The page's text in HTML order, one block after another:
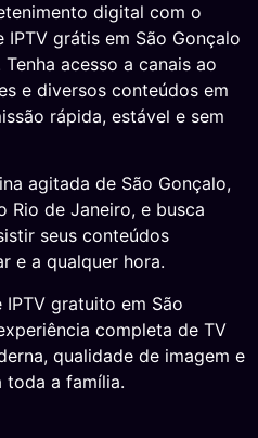
digital com o
IPTV grátis em São Gonçalo
Tenha acesso a canais ao
e diversos conteúdos em
rápida, estável e sem
agitada de São Gonçalo,
Rio de Janeiro, e busca
seus conteúdos
e a qualquer hora.
gratuito em São
completa de TV
qualidade de imagem e
toda a família.